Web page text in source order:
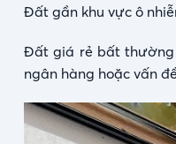
Đất gần khu vực ô
Đất giá rẻ bất thường
ngân hàng hoặc vấn